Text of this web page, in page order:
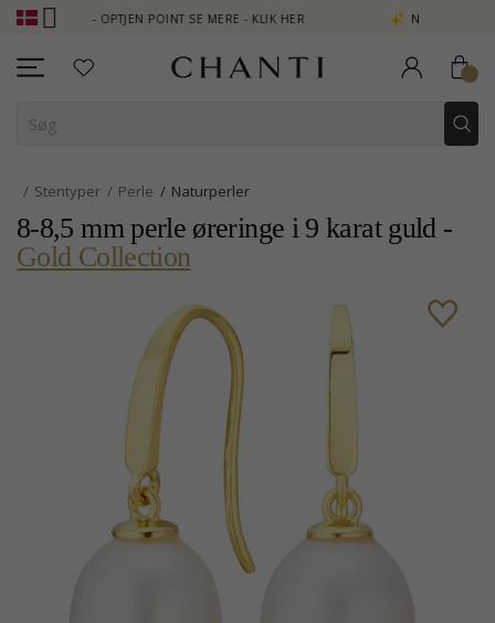
OPTJEN POINT SE MERE - KLIK HER NEW COLLECTION | AURA
Stentyper Perle Naturperler
8-8,5 mm perle øreringe i 9 karat guld -
Gold Collection